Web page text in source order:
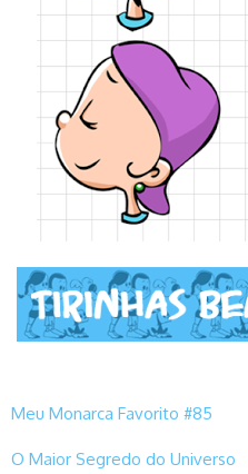
Meu Monarca Favorito #85
O Maior Segredo do Universo